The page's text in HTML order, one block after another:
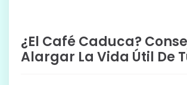
¿El Café Caduca?
Alargar La Vida Útil De